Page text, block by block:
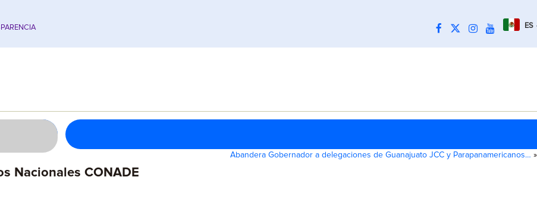
ES
Abandera Gobernador a delegaciones de Guanajuato JCC y Parapanamericanos… »
Nacionales CONADE